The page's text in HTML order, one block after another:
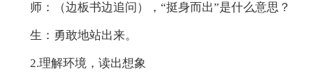
师：（边板书边追问），“挺身而出”是什么意思？
生：勇敢地站出来。
2.理解环境，读出想象